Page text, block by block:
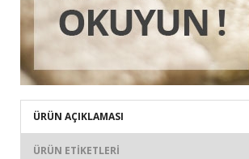
ÜRÜN AÇIKLAMASI
ÜRÜN ETIKETLERI